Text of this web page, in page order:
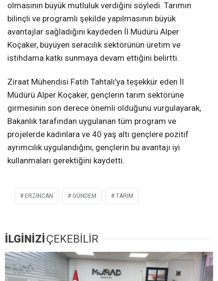
olmasının büyük mutluluk verdiğini söyledi. Tarımın
bilinçli ve programlı şekilde yapılmasının büyük
avantajlar sağladığını kaydeden İl Müdürü Alper
Koçaker, büyüyen seracılık sektörünün üretim ve
istihdama katkı sunmaya devam ettiğini belirtti.
Ziraat Mühendisi Fatih Tahtalı’ya teşekkür eden İl
Müdürü Alper Koçaker, gençlerin tarım sektörüne
girmesinin son derece önemli olduğunu vurgulayarak,
Bakanlık tarafından uygulanan tüm program ve
projelerde kadınlara ve 40 yaş altı gençlere pozitif
ayrımcılık uygulandığını, gençlerin bu avantajı iyi
kullanmaları gerektiğini kaydetti.
ERZİNCAN GÜNDEM TARIM
İLGİNİZİÇEKEBİLİR